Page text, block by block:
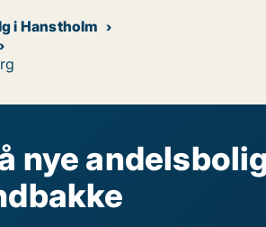
i Hanstholm
nye